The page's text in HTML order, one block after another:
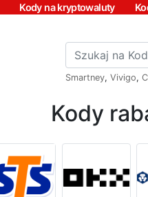
Kody na kryptowaluty
Smartney, Vivigo,
Kody